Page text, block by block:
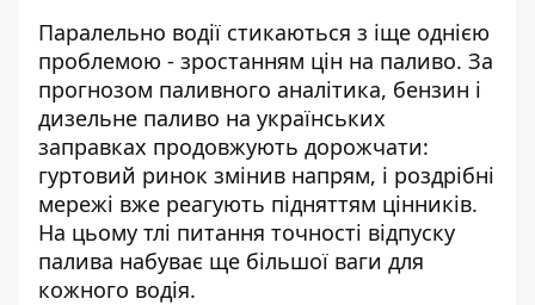
Паралельно водії стикаються з іще однією
проблемою - зростанням цін на паливо. За
прогнозом паливного аналітика, бензин і
дизельне паливо на українських
заправках продовжують дорожчати:
гуртовий ринок змінив напрям, і роздрібні
мережі вже реагують підняттям цінників.
На цьому тлі питання точності відпуску
палива набуває ще більшої ваги для
кожного водія.